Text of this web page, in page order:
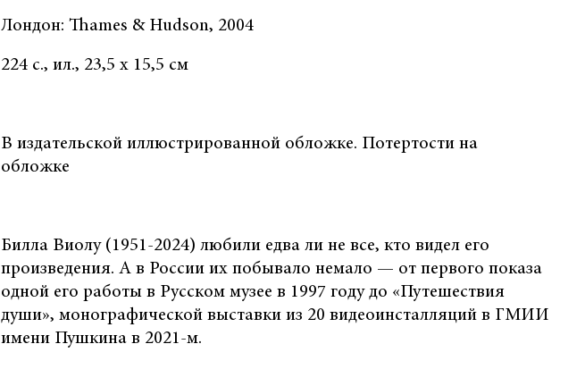
Лондон: Thames & Hudson, 2004
224 с., ил., 23,5 х 15,5 см
В издательской иллюстрированной обложке. Потертости на
обложке
Билла Виолу (1951-2024) любили едва ли не все, кто видел его
произведения. А в России их побывало немало — от первого показа
одной его работы в Русском музее в 1997 году до «Путешествия
души», монографической выставки из 20 видеоинсталляций в ГМИИ
имени Пушкина в 2021-м.